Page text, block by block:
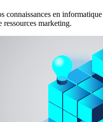
connaissances en
ressources marketing.